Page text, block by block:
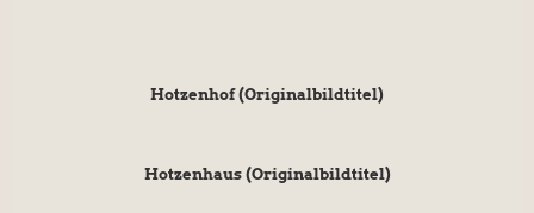
Hotzenhof (Originalbildtitel)
Hotzenhaus (Originalbildtitel)